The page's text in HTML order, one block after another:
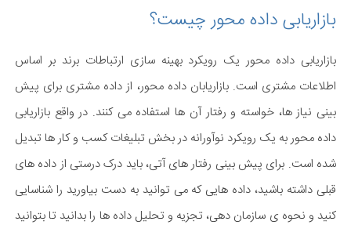
بازاریابی داده محور چیست؟
بازاریابی داده محور یک رویکرد بهینه سازی ارتباطات برند بر اساس
اطلاعات مشتری است. بازاریابان داده محور، از داده مشتری برای پیش
بینی نیاز ها، خواسته و رفتار آن ها استفاده می کنند. در واقع بازاریابی
داده محور به یک رویکرد نوآورانه در بخش تبلیغات کسب و کار ها تبدیل
شده است. برای پیش بینی رفتار های آتی، باید درک درستی از داده های
قبلی داشته باشید، داده هایی که می توانید به دست بیاورید را شناسایی
کنید و نحوه ی سازمان دهی، تجزیه و تحلیل داده ها را بدانید تا بتوانید